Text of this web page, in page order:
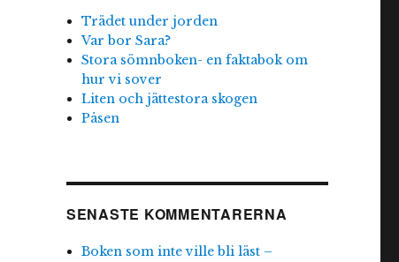
Trädet under jorden
Var bor Sara?
Stora sömnboken- en faktabok om
hur vi sover
Liten och jättestora skogen
Påsen
SENASTE KOMMENTARERNA
Boken som inte ville bli läst –